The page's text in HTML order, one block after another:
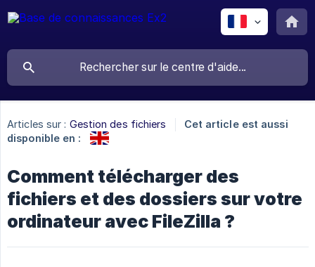
Articles sur : Gestion des fichiers
Cet article est aussi
disponible en :
Comment télécharger des
fichiers et des dossiers sur votre
ordinateur avec FileZilla ?